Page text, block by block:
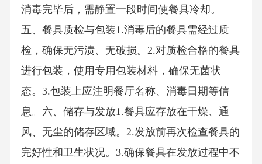
消毒完毕后，需静置一段时间使餐具冷却。
五、餐具质检与包装1.消毒后的餐具需经过质
检，确保无污渍、无破损。2.对质检合格的餐具
进行包装，使用专用包装材料，确保无菌状
态。3.包装上应注明餐厅名称、消毒日期等信
息。六、储存与发放1.餐具应存放在干燥、通
风、无尘的储存区域。2.发放前再次检查餐具的
完好性和卫生状况。3.确保餐具在发放过程中不